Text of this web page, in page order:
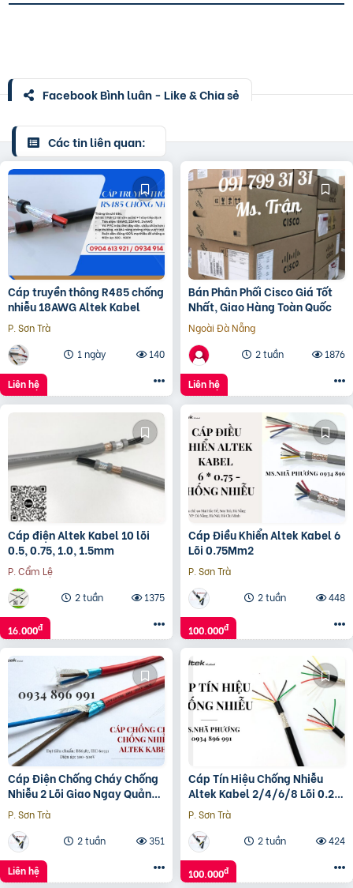
Facebook Bình luận - Like & Chia sẻ
Các tin liên quan:
Cáp truyền thông R485 chống
nhiễu 18AWG Altek Kabel
P. Sơn Trà
1 ngày
140
Liên hệ
Bán Phân Phối Cisco Giá Tốt
Nhất, Giao Hàng Toàn Quốc
Ngoài Đà Nẵng
2 tuần
1876
Liên hệ
Cáp điện Altek Kabel 10 lõi
0.5, 0.75, 1.0, 1.5mm
P. Cẩm Lệ
2 tuần
1375
16.000đ
Cáp Điều Khiển Altek Kabel 6
Lõi 0.75Mm2
P. Sơn Trà
2 tuần
448
100.000đ
Cáp Điện Chống Cháy Chống
Nhiễu 2 Lõi Giao Ngay Quảng
Bình, Quảng Nam, Quảng
Ngãi.
P. Sơn Trà
2 tuần
351
Liên hệ
Cáp Tín Hiệu Chống Nhiễu
Altek Kabel 2/4/6/8 Lõi 0.22
Mm2
P. Sơn Trà
2 tuần
424
100.000đ